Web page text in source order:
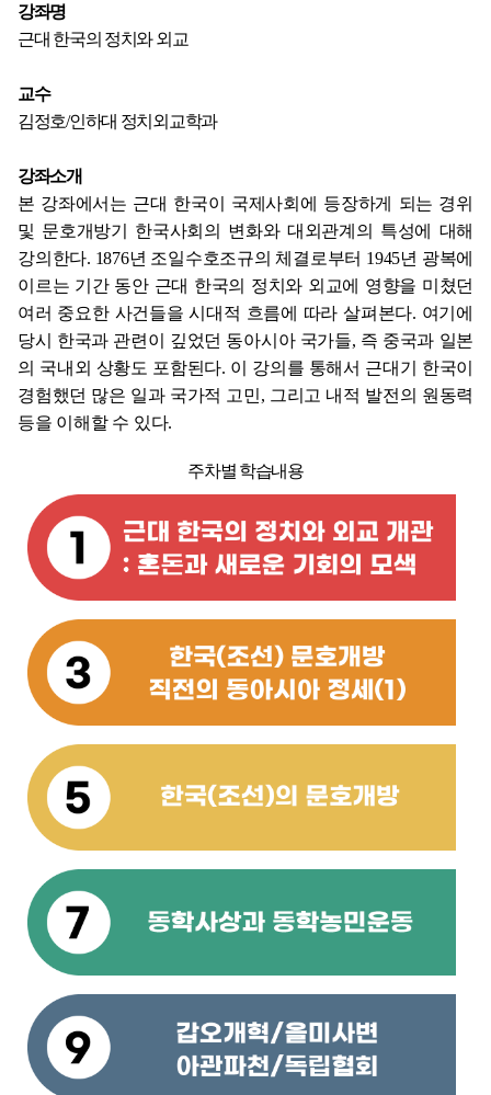
강좌명
근대 한국의 정치와 외교
교수
김정호/인하대 정치외교학과
강좌소개
본 강좌에서는 근대 한국이 국제사회에 등장하게 되는 경위
및 문호개방기 한국사회의 변화와 대외관계의 특성에 대해
강의한다. 1876년 조일수호조규의 체결로부터 1945년 광복에
이르는 기간 동안 근대 한국의 정치와 외교에 영향을 미쳤던
여러 중요한 사건들을 시대적 흐름에 따라 살펴본다. 여기에
당시 한국과 관련이 깊었던 동아시아 국가들, 즉 중국과 일본
의 국내외 상황도 포함된다. 이 강의를 통해서 근대기 한국이
경험했던 많은 일과 국가적 고민, 그리고 내적 발전의 원동력
등을 이해할 수 있다.
주차별 학습내용